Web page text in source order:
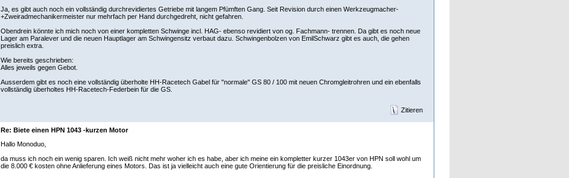
Ja, es gibt auch noch ein vollständig durchrevidiertes Getriebe mit langem Pfümften Gang. Seit Revision durch einen Werkzeugmacher-
+Zweiradmechanikermeister nur mehrfach per Hand durchgedreht, nicht gefahren.
Obendrein könnte ich mich noch von einer kompletten Schwinge incl. HAG- ebenso revidiert von og. Fachmann- trennen. Da gibt es noch neue
Lager am Paralever und die neuen Hauptlager am Schwingensitz verbaut dazu. Schwingenbolzen von EmilSchwarz gibt es auch, die gehen
preislich extra.
Wie bereits geschrieben:
Alles jeweils gegen Gebot.
Ausserdem gibt es noch eine vollständig überholte HH-Racetech Gabel für "normale" GS 80 / 100 mit neuen Chromgleitrohren und ein ebenfalls
vollständig überholtes HH-Racetech-Federbein für die GS.
Zitieren
Re: Biete einen HPN 1043 -kurzen Motor
Hallo Monoduo,
da muss ich noch ein wenig sparen. Ich weiß nicht mehr woher ich es habe, aber ich meine ein kompletter kurzer 1043er von HPN soll wohl um
die 8.000 € kosten ohne Anlieferung eines Motors. Das ist ja vielleicht auch eine gute Orientierung für die preisliche Einordnung.